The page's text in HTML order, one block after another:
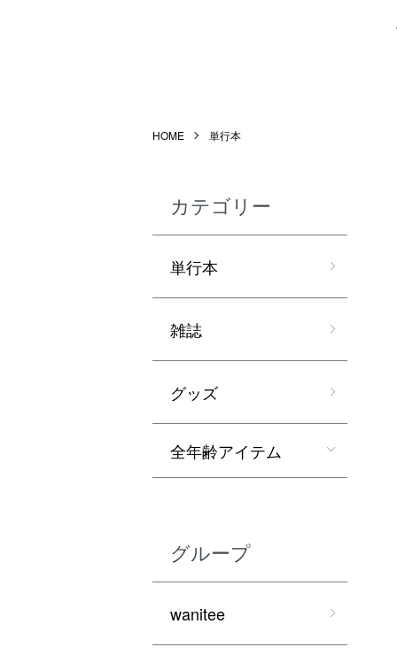
HOME 単行本
カテゴリー
単行本
雑誌
グッズ
全年齢アイテム
グループ
wanitee